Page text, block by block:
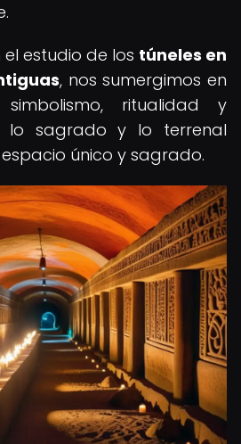
estudio de los túneles en
, nos sumergimos en
ritualidad y
lo sagrado y lo terrenal
único y sagrado.